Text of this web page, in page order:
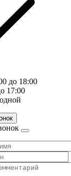
до 18:00
17:00